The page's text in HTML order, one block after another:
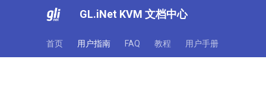
GL.iNet KVM 文档中心
首页 用户指南 FAQ 教程 用户手册